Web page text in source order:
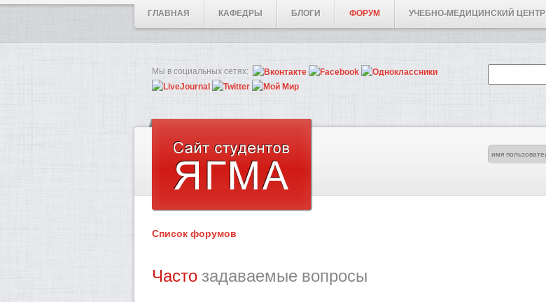
ГЛАВНАЯ КАФЕДРЫ БЛОГИ ФОРУМ УЧЕБНО-МЕДИЦИНСКИЙ ЦЕНТР
Мы в социальных сетях:
Список форумов
Часто задаваемые вопросы